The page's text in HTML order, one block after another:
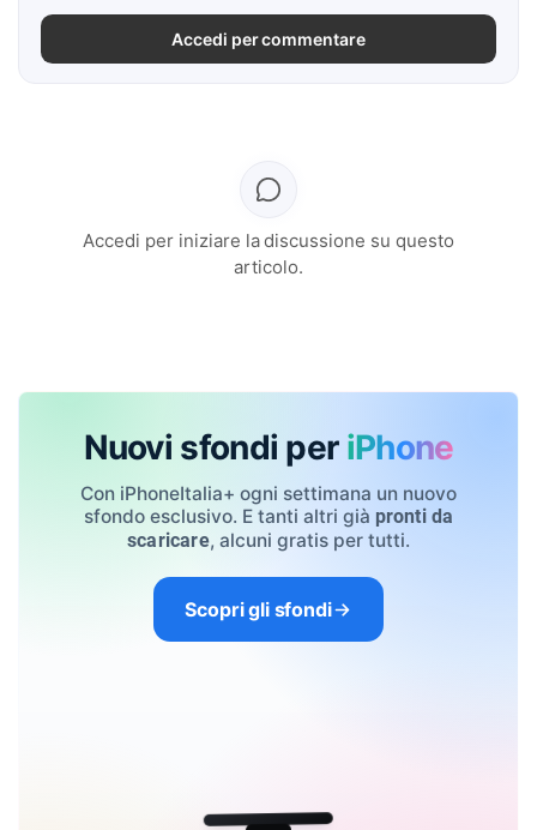
Accedi per commentare
Accedi per iniziare la discussione su questo
articolo.
Nuovi sfondi per iPhone
Con iPhoneItalia+ ogni settimana un nuovo
sfondo esclusivo. E tanti altri già pronti da
scaricare, alcuni gratis per tutti.
Scopri gli sfondi